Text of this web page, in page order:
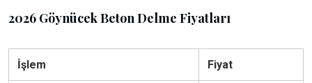
2026 Göynücek Beton Delme Fiyatları
İşlem Fiyat